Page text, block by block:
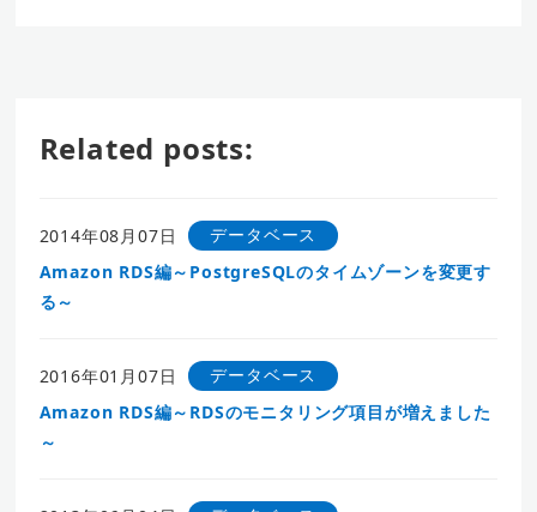
Related posts:
2014年08月07日
データベース
Amazon RDS編～PostgreSQLのタイムゾーンを変更す
る～
2016年01月07日
データベース
Amazon RDS編～RDSのモニタリング項目が増えました
～